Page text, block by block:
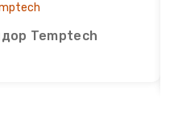
Temptech